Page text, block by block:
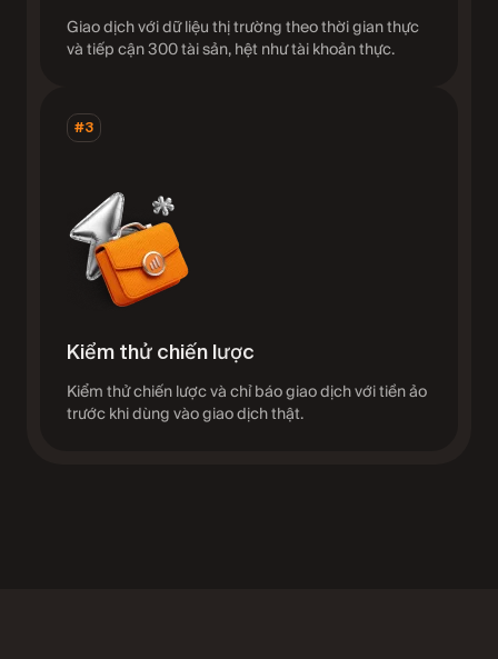
Giao dịch với dữ liệu thị trường theo thời gian thực
và tiếp cận 300 tài sản, hệt như tài khoản thực.
#3
Kiểm thử chiến lược
Kiểm thử chiến lược và chỉ báo giao dịch với tiền ảo
trước khi dùng vào giao dịch thật.